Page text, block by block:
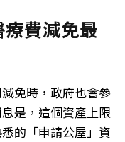
費減免最
免時，政府也會參
是，這個資產上限
的「申請公屋」資